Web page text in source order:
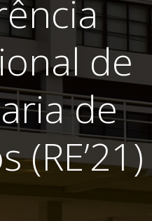
de
de
(RE’21)